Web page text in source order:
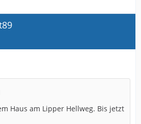
Haus am Lipper Hellweg. Bis jetzt